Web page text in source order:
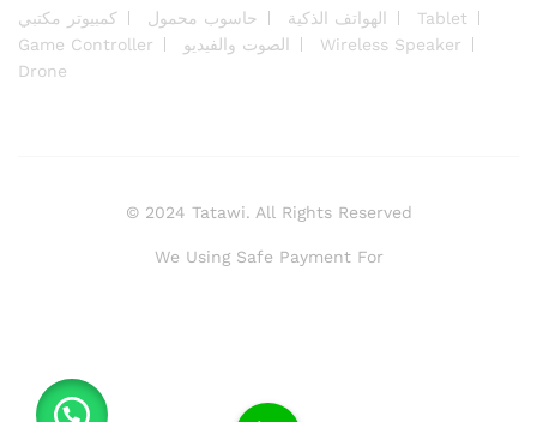
كمبيوتر مكتبي
حاسوب محمول الهواتف الذكية
Tablet
Game Controller
الصوت والفيديو
Wireless Speaker
Drone
© 2024 Tatawi. All Rights Reserved
We Using Safe Payment For